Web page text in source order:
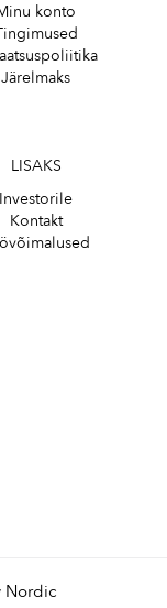
konto
Järelmaks
LISAKS
Investorile
Kontakt
Nordic